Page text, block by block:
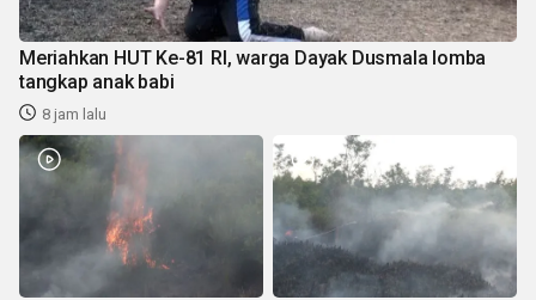
Meriahkan HUT Ke-81 RI, warga Dayak Dusmala lomba
tangkap anak babi
8 jam lalu